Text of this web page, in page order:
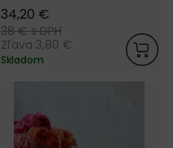
autorského skla Radua crystal.
34,20 €
38 €s DPH
Zľava 3,80 €
Skladom